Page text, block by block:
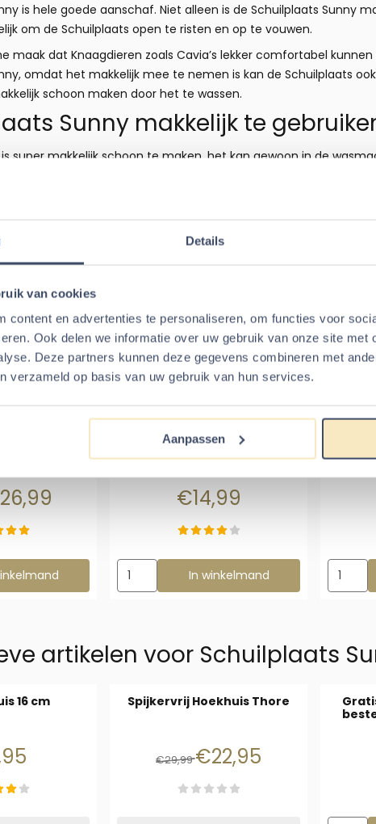
Details
van cookies
content en advertenties te personaliseren, om functies voor
Ook delen we informatie over uw gebruik van onze site met
Deze partners kunnen deze gegevens combineren met
verzameld op basis van uw gebruik van hun services.
Aanpassen
is hele goede aanschaf. Niet alleen is de Schuilplaats Sunny
om de Schuilplaats open te risten en op te vouwen.
maak dat Knaagdieren zoals Cavia’s lekker comfortabel
omdat het makkelijk mee te nemen is kan de Schuilplaats
schoon maken door het te wassen.
Sunny makkelijk te
super makkelijk schoon te maken, het kan gewoon in de
dan ook een schone plek om op de liggen. Het
aan het verblijf van de dieren. Plaats de Schuilplaats Cavia
uitgaan. U kunt ook altijd wat lekkers in het Schuilplaats
Schuilplaats Sunny
x 33 x 40 cm
bekleding, schuimrubber vulling en rand met polyestervlies
Rat, Degoe, Chinchilla, Cavia en Konijn
artikelen voorSchuilplaats
29,99 voor 26,99
Caviahuis Ineke 38 cm
Konijnen Ligplaats 45 cm
Prijs: 14,99
€14,99
Aantal kiezen voor Konijnen Ligplaats 45 cm
In winkelmand
Aantal
artikelen voor Schuilplaats
16 cm
Prijs: 6,95
Spijkervrij Hoekhuis Thore
Van 29,99 voor 22,95
€29,99€22,95